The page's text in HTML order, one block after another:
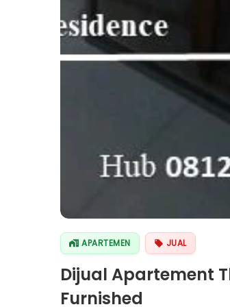
APARTEMEN JUAL
Dijual Apartement
Furnished